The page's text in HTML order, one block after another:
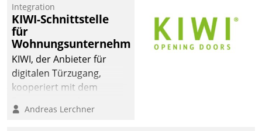
Integration
KIWI-Schnittstelle
für
Wohnungsunternehmen
KIWI, der Anbieter für
digitalen Türzugang,
kooperiert mit dem
Softwareentwicklungshaus
Andreas Lerchner